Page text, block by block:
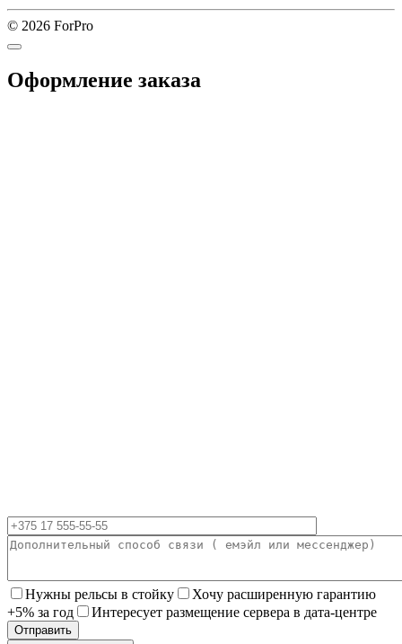
© 2026 ForPro
Оформление заказа
Нужны рельсы в стойку
Хочу расширенную гарантию
+5% за год
Интересует размещение сервера в дата-центре